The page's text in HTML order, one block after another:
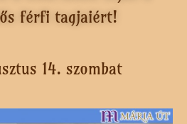
férfi tagjaiért!
14. szombat